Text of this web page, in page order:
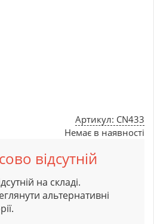
Артикул: CN433
Немає в наявності
відсутній
на складі.
альтернативні